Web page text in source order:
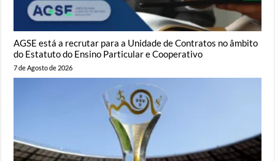
AGSE está a recrutar para a Unidade de Contratos no âmbito
do Estatuto do Ensino Particular e Cooperativo
7 de Agosto de 2026